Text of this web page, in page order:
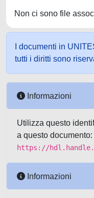
Non ci sono file
I documenti in
tutti i diritti sono
Informazioni
Utilizza questo
a questo documento:
https://
Informazioni